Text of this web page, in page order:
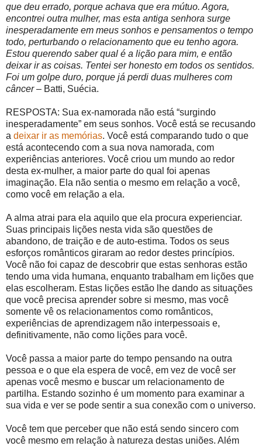
que deu errado, porque achava que era mútuo. Agora,
encontrei outra mulher, mas esta antiga senhora surge
inesperadamente em meus sonhos e pensamentos o tempo
todo, perturbando o relacionamento que eu tenho agora.
Estou querendo saber qual é a lição para mim, e então
deixar ir as coisas. Tentei ser honesto em todos os sentidos.
Foi um golpe duro, porque já perdi duas mulheres com
câncer– Batti, Suécia.
RESPOSTA: Sua ex-namorada não está “surgindo
inesperadamente” em seus sonhos. Você está se recusando
a deixar ir as memórias. Você está comparando tudo o que
está acontecendo com a sua nova namorada, com
experiências anteriores. Você criou um mundo ao redor
desta ex-mulher, a maior parte do qual foi apenas
imaginação. Ela não sentia o mesmo em relação a você,
como você em relação a ela.
A alma atrai para ela aquilo que ela procura experienciar.
Suas principais lições nesta vida são questões de
abandono, de traição e de auto-estima. Todos os seus
esforços românticos giraram ao redor destes princípios.
Você não foi capaz de descobrir que estas senhoras estão
tendo uma vida humana, enquanto trabalham em lições que
elas escolheram. Estas lições estão lhe dando as situações
que você precisa aprender sobre si mesmo, mas você
somente vê os relacionamentos como românticos,
experiências de aprendizagem não interpessoais e,
definitivamente, não como lições para você.
Você passa a maior parte do tempo pensando na outra
pessoa e o que ela espera de você, em vez de você ser
apenas você mesmo e buscar um relacionamento de
partilha. Estando sozinho é um momento para examinar a
sua vida e ver se pode sentir a sua conexão com o universo.
Você tem que perceber que não está sendo sincero com
você mesmo em relação à natureza destas uniões. Além